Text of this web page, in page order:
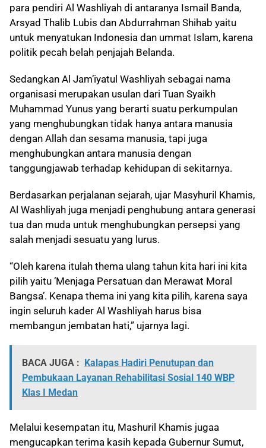
para pendiri Al Washliyah di antaranya Ismail Banda,
Arsyad Thalib Lubis dan Abdurrahman Shihab yaitu
untuk menyatukan Indonesia dan ummat Islam, karena
politik pecah belah penjajah Belanda.
Sedangkan Al Jam’iyatul Washliyah sebagai nama
organisasi merupakan usulan dari Tuan Syaikh
Muhammad Yunus yang berarti suatu perkumpulan
yang menghubungkan tidak hanya antara manusia
dengan Allah dan sesama manusia, tapi juga
menghubungkan antara manusia dengan
tanggungjawab terhadap kehidupan di sekitarnya.
Berdasarkan perjalanan sejarah, ujar Masyhuril Khamis,
Al Washliyah juga menjadi penghubung antara generasi
tua dan muda untuk menghubungkan persepsi yang
salah menjadi sesuatu yang lurus.
“Oleh karena itulah thema ulang tahun kita hari ini kita
pilih yaitu ‘Menjaga Persatuan dan Merawat Moral
Bangsa’. Kenapa thema ini yang kita pilih, karena saya
ingin seluruh kader Al Washliyah harus bisa
membangun jembatan hati,” ujarnya lagi.
BACA JUGA :
Kalapas Hadiri Penutupan dan
Pembukaan Layanan Rehabilitasi Sosial 140 WBP
Klas I Medan
Melalui kesempatan itu, Mashuril Khamis jugaa
mengucapkan terima kasih kepada Gubernur Sumut,